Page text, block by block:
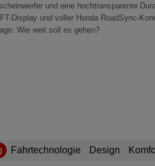
und eine hochtransparente
Display und voller Honda RoadSync-
Wie weit soll es gehen?
Fahrtechnologie Design